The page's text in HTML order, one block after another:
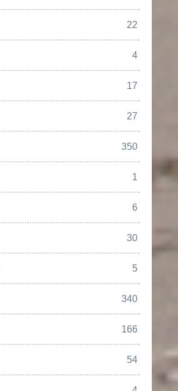
22
4
17
27
350
1
6
30
5
340
166
54